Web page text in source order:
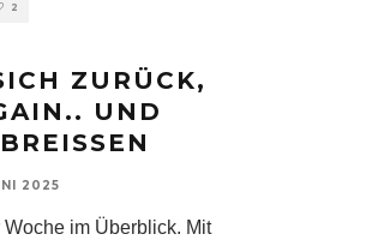
2
ZURÜCK,
UND
2025
im Überblick. Mit